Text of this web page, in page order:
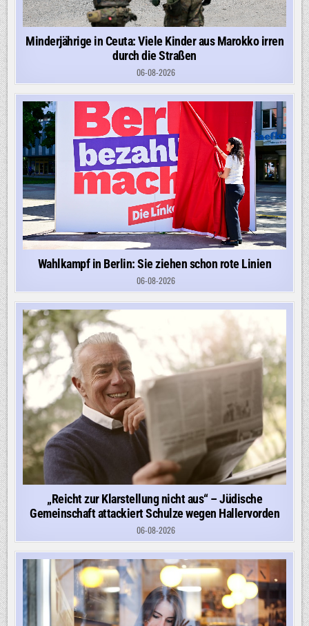
Minderjährige in Ceuta: Viele Kinder aus Marokko irren
durch die Straßen
06-08-2026
Wahlkampf in Berlin: Sie ziehen schon rote Linien
06-08-2026
„Reicht zur Klarstellung nicht aus“ – Jüdische
Gemeinschaft attackiert Schulze wegen Hallervorden
06-08-2026